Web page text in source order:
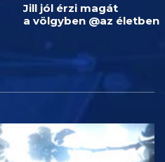
Jill jól érzi magát
a völgyben @az életben